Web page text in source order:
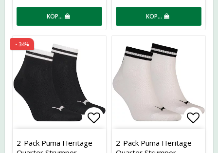
KÖP… KÖP…
- 34%
Lägg till i favoritlistan
2-Pack Puma Heritage
2-Pack Puma Heritage